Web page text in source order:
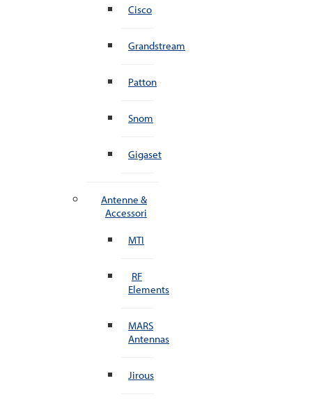
Cisco
Grandstream
Patton
Snom
Gigaset
Antenne &
Accessori
MTI
RF
Elements
MARS
Antennas
Jirous